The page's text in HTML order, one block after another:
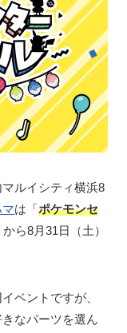
ルイシティ横浜8
は「ポケモンセ
ら8月31日（土）
ベントですが、
なパーツを選ん